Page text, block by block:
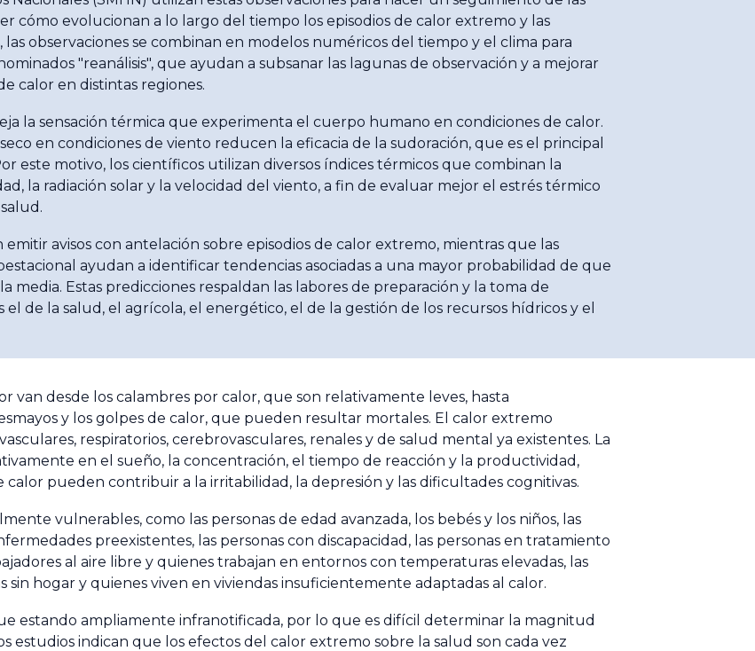
cómo evolucionan a lo largo del tiempo los episodios de calor extremo y las
las observaciones se combinan en modelos numéricos del tiempo y el clima para
"reanálisis", que ayudan a subsanar las lagunas de observación y a mejorar
calor en distintas regiones.
la sensación térmica que experimenta el cuerpo humano en condiciones de calor.
en condiciones de viento reducen la eficacia de la sudoración, que es el principal
este motivo, los científicos utilizan diversos índices térmicos que combinan la
la radiación solar y la velocidad del viento, a fin de evaluar mejor el estrés térmico
avisos con antelación sobre episodios de calor extremo, mientras que las
ayudan a identificar tendencias asociadas a una mayor probabilidad de que
media. Estas predicciones respaldan las labores de preparación y la toma de
el de la salud, el agrícola, el energético, el de la gestión de los recursos hídricos y el
van desde los calambres por calor, que son relativamente leves, hasta
y los golpes de calor, que pueden resultar mortales. El calor extremo
respiratorios, cerebrovasculares, renales y de salud mental ya existentes. La
en el sueño, la concentración, el tiempo de reacción y la productividad,
pueden contribuir a la irritabilidad, la depresión y las dificultades cognitivas.
vulnerables, como las personas de edad avanzada, los bebés y los niños, las
preexistentes, las personas con discapacidad, las personas en tratamiento
al aire libre y quienes trabajan en entornos con temperaturas elevadas, las
sin hogar y quienes viven en viviendas insuficientemente adaptadas al calor.
estando ampliamente infranotificada, por lo que es difícil determinar la magnitud
estudios indican que los efectos del calor extremo sobre la salud son cada vez